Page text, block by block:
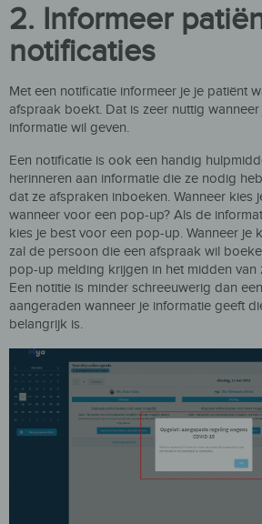
2. Informeer
notificaties
Met een notificatie informeer je je patiënt
afspraak boekt. Dat is zeer nuttig
informatie wil geven.
Een notificatie is ook een handig
herinneren aan informatie die ze nodig
dat ze afspraken inboeken. Wanneer kies
wanneer voor een pop-up? Als de
kies je best voor een pop-up. Wanneer je
zal de persoon die een afspraak wil
pop-up melding krijgen in het midden van
Een notitie is minder schreeuwerig dan
aangeraden wanneer je informatie geeft
belangrijk is.